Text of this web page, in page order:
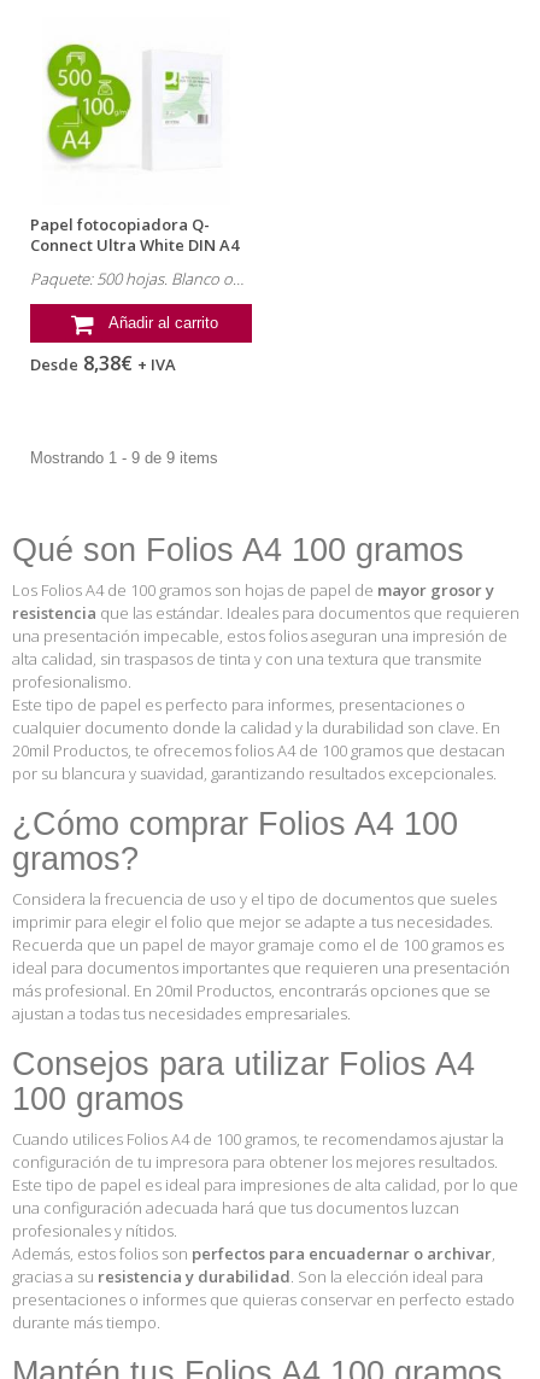
Papel fotocopiadora Q-
Connect Ultra White DIN A4
Paquete: 500 hojas. Blanco opaco
Añadir al carrito
Desde 8,38€ + IVA
Mostrando 1 - 9 de 9 items
Qué son Folios A4 100 gramos
Los Folios A4 de 100 gramos son hojas de papel de mayor grosor y
resistencia que las estándar. Ideales para documentos que requieren
una presentación impecable, estos folios aseguran una impresión de
alta calidad, sin traspasos de tinta y con una textura que transmite
profesionalismo.
Este tipo de papel es perfecto para informes, presentaciones o
cualquier documento donde la calidad y la durabilidad son clave. En
20mil Productos, te ofrecemos folios A4 de 100 gramos que destacan
por su blancura y suavidad, garantizando resultados excepcionales.
¿Cómo comprar Folios A4 100
gramos?
Considera la frecuencia de uso y el tipo de documentos que sueles
imprimir para elegir el folio que mejor se adapte a tus necesidades.
Recuerda que un papel de mayor gramaje como el de 100 gramos es
ideal para documentos importantes que requieren una presentación
más profesional. En 20mil Productos, encontrarás opciones que se
ajustan a todas tus necesidades empresariales.
Consejos para utilizar Folios A4
100 gramos
Cuando utilices Folios A4 de 100 gramos, te recomendamos ajustar la
configuración de tu impresora para obtener los mejores resultados.
Este tipo de papel es ideal para impresiones de alta calidad, por lo que
una configuración adecuada hará que tus documentos luzcan
profesionales y nítidos.
Además, estos folios son perfectos para encuadernar o archivar,
gracias a su resistencia y durabilidad. Son la elección ideal para
presentaciones o informes que quieras conservar en perfecto estado
durante más tiempo.